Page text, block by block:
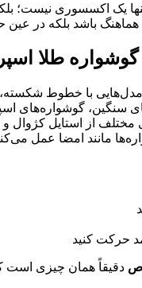
یک اکسسوری نیست؛
هماهنگ باشد بلکه در
طلا
با خطوط شکسته،
گوشواره‌های
از استایل کژوال
مانند امضا عمل
حرکت کنید
دقیقاً همان چیزی است